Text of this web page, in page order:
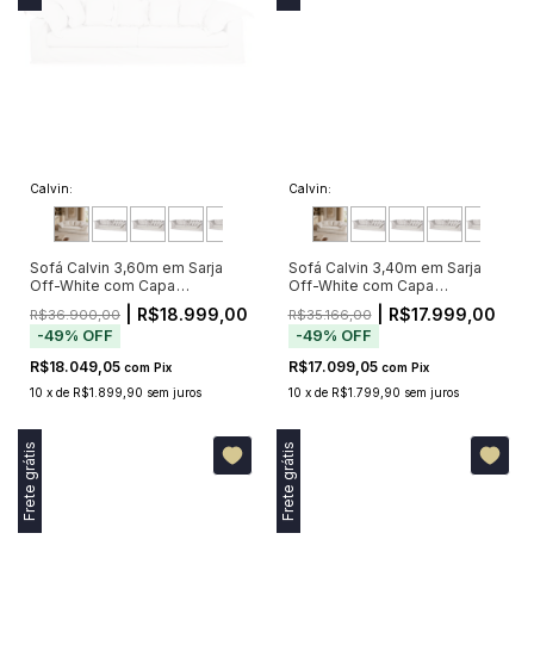
Calvin:
Sofá Calvin 3,60m em Sarja
Off-White com Capa
Removível e 8 Almofadas
R$36.900,00 | R$18.999,00
-49% OFF
R$18.049,05 com Pix
10 x de R$1.899,90 sem juros
Calvin:
Sofá Calvin 3,40m em Sarja
Off-White com Capa
Removível e 7 Almofadas
R$35.166,00| R$17.999,00
-49% OFF
R$17.099,05 com Pix
10 x de R$1.799,90 sem juros
Frete grátis Frete grátis